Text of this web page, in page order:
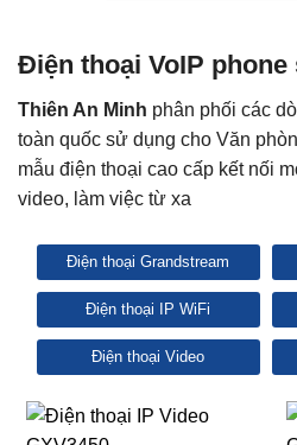
Điện thoại VoIP
Thiên An Minh phân phối các
toàn quốc sử dụng cho Văn
mẫu điện thoại cao cấp kết nối
video, làm việc từ xa
Điện thoại Grandstream
Điện thoại IP WiFi
Điện thoại Video